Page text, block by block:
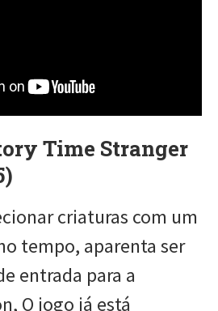
Time Stranger
criaturas com um
tempo, aparenta ser
entrada para a
O jogo já está